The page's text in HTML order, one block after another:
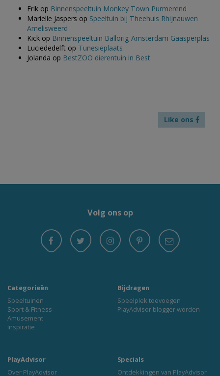
Erik op Binnenspeeltuin Monkey Town Purmerend
Marielle Jaspers op Speeltuin bij Theehuis Rhijnauwen
Amelisweerd
Kick op Binnenspeeltuin Ballorig Amsterdam Gaasperplas
Luciededelft op Tunesiëplaats
Jolanda op BestZOO dierentuin in Best
Like ons
Volg ons op
Categorieën
Speeltuinen
Sport & Fitness
Amusement
Inspiratie
Bijdragen
Speelplek toevoegen
PlayAdvisor blogger worden
PlayAdvisor
Over PlayAdvisor
Specials
Ontdekkingen van PlayAdvisor